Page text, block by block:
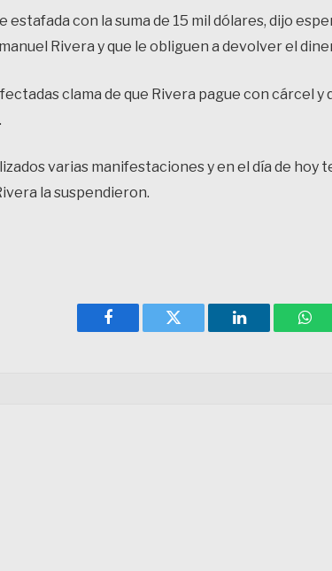
estafada con la suma de 15 mil dólares, dijo
Rivera y que le obliguen a devolver el
clama de que Rivera pague con cárcel y
varias manifestaciones y en el día de hoy
la suspendieron.
Facebook Twitter LinkedIn